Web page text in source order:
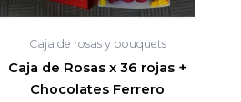
Caja de rosas y bouquets
Caja de Rosas x 36 rojas +
Chocolates Ferrero